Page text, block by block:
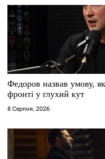
а
п
и
с
і
в
Федоров назвав умову,
фронті у глухий кут
8 Серпня, 2026